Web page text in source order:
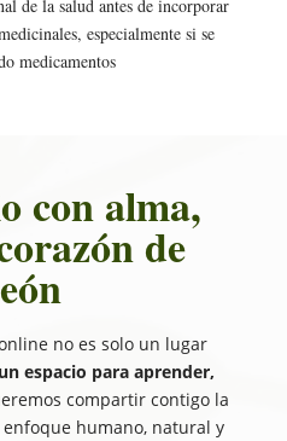
de la salud antes de incorporar
especialmente si se
medicamentos
con alma,
de
no es solo un lugar
espacio para aprender,
compartir contigo la
humano, natural y